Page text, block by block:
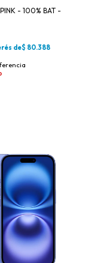
- 100% BAT -